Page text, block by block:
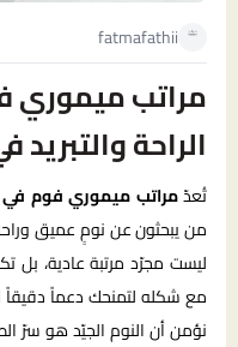
fatmafathii
مراتب ميموري
الراحة
تُعدّمراتب ميموري فوم في
من يبحثون عن نومٍ عميق
ليست مجرّد مرتبة عادية،
مع شكله لتمنحك دعماً
نؤمن أن النوم الجيّد هو سرّ